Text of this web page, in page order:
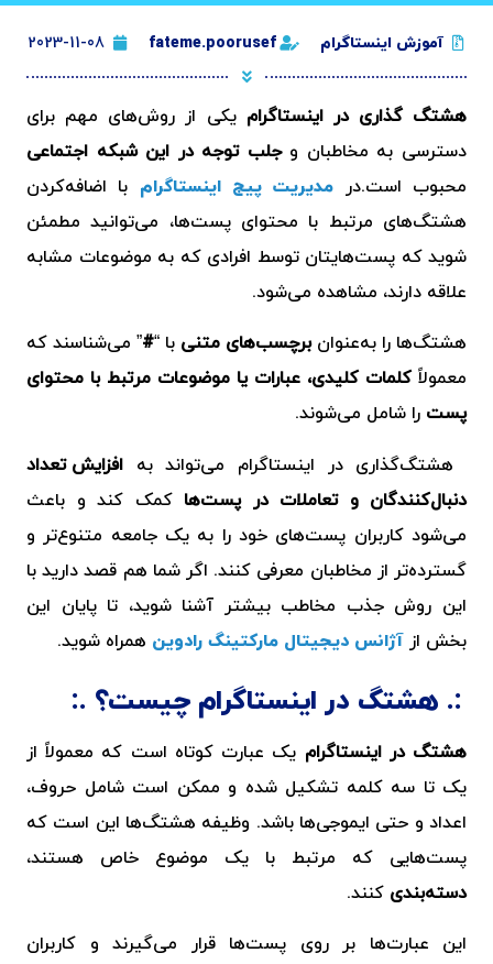
آموزش اینستاگرام fateme.poorusef
2023-11-08
هشتگ گذاری در اینستاگرام یکی از روش‌های مهم برای
دسترسی به مخاطبان وجلب توجه در این شبکه اجتماعی
محبوب است.در مدیریت پیج اینستاگرام با اضافه‌کردن
هشتگ‌های مرتبط با محتوای پست‌ها، می‌توانید مطمئن
شوید که پست‌هایتان توسط افرادی که به موضوعات مشابه
علاقه دارند، مشاهده می‌شود.
هشتگ‌ها را به‌عنوان برچسب‌های متنی با “#” می‌شناسند که
معمولاًکلمات کلیدی، عبارات یا موضوعات مرتبط با محتوای
پست را شامل می‌شوند.
هشتگ‌گذاری در اینستاگرام می‌تواند به افزایش تعداد
دنبال‌کنندگان و تعاملات در پست‌ها کمک کند و باعث
می‌شود کاربران پست‌های خود را به یک جامعه متنوع‌تر و
گسترده‌تر از مخاطبان معرفی کنند. اگر شما هم قصد دارید با
این روش جذب مخاطب بیشتر آشنا شوید، تا پایان این
بخش از آژانس دیجیتال مارکتینگ رادوین همراه شوید.
هشتگ در اینستاگرام چیست؟
هشتگ در اینستاگرام یک عبارت کوتاه است که معمولاً از
یک تا سه کلمه تشکیل شده و ممکن است شامل حروف،
اعداد و حتی ایموجی‌ها باشد. وظیفه هشتگ‌ها این است که
پست‌هایی که مرتبط با یک موضوع خاص هستند،
دسته‌بندی کنند.
این عبارت‌ها بر روی پست‌ها قرار می‌گیرند و کاربران